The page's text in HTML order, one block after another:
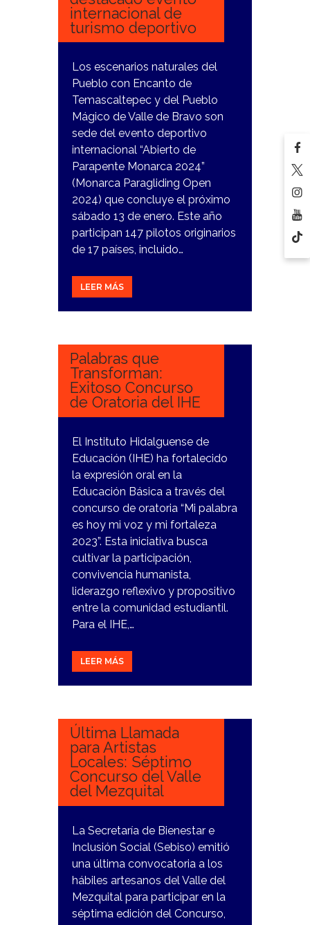
internacional de
turismo deportivo
Los escenarios naturales del
Pueblo con Encanto de
Temascaltepec y del Pueblo
Mágico de Valle de Bravo son
sede del evento deportivo
internacional “Abierto de
Parapente Monarca 2024”
(Monarca Paragliding Open
2024) que concluye el próximo
sábado 13 de enero. Este año
participan 147 pilotos originarios
de 17 países, incluido…
LEER MÁS
29
Palabras que
Transforman:
Exitoso Concurso
de Oratoria del IHE
El Instituto Hidalguense de
Educación (IHE) ha fortalecido
la expresión oral en la
Educación Básica a través del
concurso de oratoria “Mi palabra
es hoy mi voz y mi fortaleza
2023”. Esta iniciativa busca
cultivar la participación,
convivencia humanista,
liderazgo reflexivo y propositivo
entre la comunidad estudiantil.
Para el IHE,…
LEER MÁS
13
Última Llamada
para Artistas
Locales: Séptimo
Concurso del Valle
del Mezquital
La Secretaría de Bienestar e
Inclusión Social (Sebiso) emitió
una última convocatoria a los
hábiles artesanos del Valle del
Mezquital para participar en la
séptima edición del Concurso,